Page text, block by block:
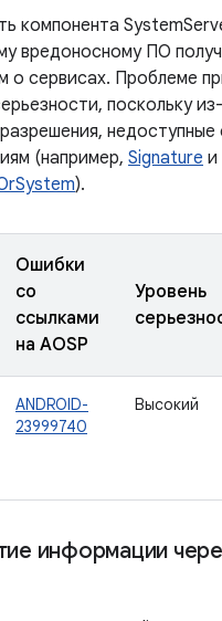
компонента
вредоносному ПО
о сервисах. Проблеме
поскольку
(например, Signature и
).
Ошибки
со
ссылками
на AOSP
Уровень
ANDROID-
23999740
Высокий
информации